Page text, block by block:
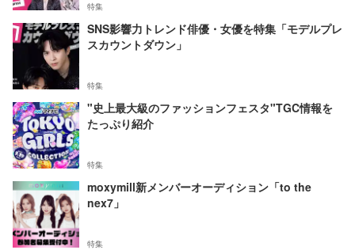
特集
SNS影響力トレンド俳優・女優を特集「モデルプレ
スカウントダウン」
特集
"史上最大級のファッションフェスタ"TGC情報を
たっぷり紹介
特集
moxymill新メンバーオーディション「to the
nex7」
特集